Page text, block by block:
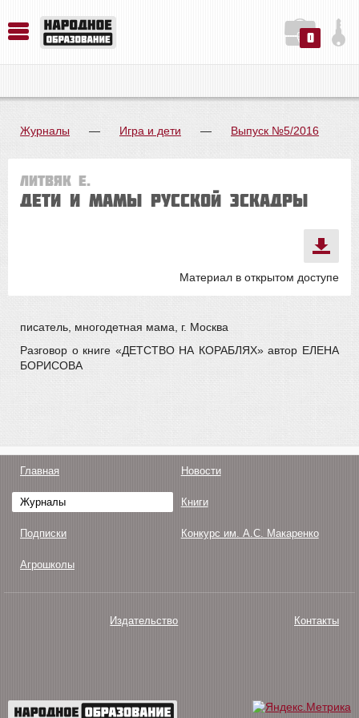
0
Журналы — Игра и дети — Выпуск №5/2016
Литвяк Е.
ДЕТИ И МАМЫ РУССКОЙ ЭСКАДРЫ
Материал в открытом доступе
писатель, многодетная мама, г. Москва
Разговор о книге «ДЕТСТВО НА КОРАБЛЯХ» автор ЕЛЕНА
БОРИСОВА
Главная Новости
Журналы Книги
Подписки Конкурс им. А.С. Макаренко
Агрошколы
Издательство Контакты